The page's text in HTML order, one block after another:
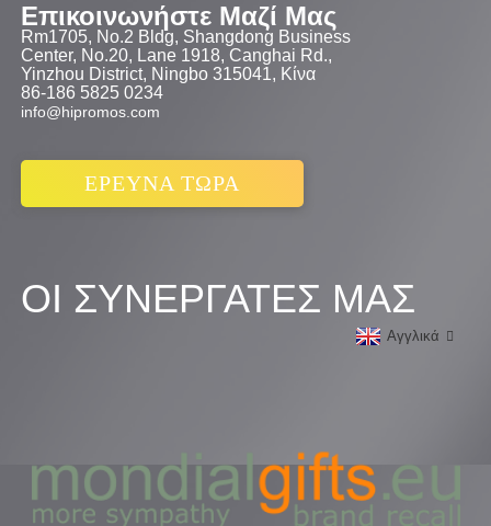
Επικοινωνήστε Μαζί Μας
Rm1705, No.2 Bldg, Shangdong Business
Center, No.20, Lane 1918, Canghai Rd.,
Yinzhou District, Ningbo 315041, Κίνα
86-186 5825 0234
info@hipromos.com
ΕΡΕΥΝΑ ΤΩΡΑ
ΟΙ ΣΥΝΕΡΓΑΤΕΣ ΜΑΣ
Αγγλικά